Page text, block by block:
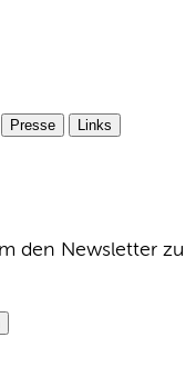
Presse
Links
den Newsletter zu